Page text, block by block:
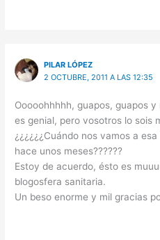
PILAR LÓPEZ
2 OCTUBRE, 2011 A LAS 12:35
Ooooohhhhh, guapos, guapos
es genial, pero vosotros lo sois
¿¿¿¿¿¿Cuándo nos vamos a
hace unos meses??????
Estoy de acuerdo, ésto es
blogosfera sanitaria.
Un beso enorme y mil gracias